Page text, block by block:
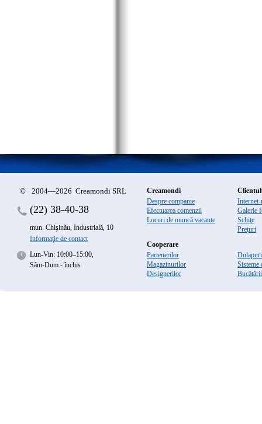
© 2004—2026 Creamondi SRL
(22) 38-40-38
mun. Chişinău, Industrială, 10
Informaţie de contact
Lun-Vin: 10:00–15:00,
Sâm-Dum - închis
Creamondi
Despre companie
Efectuarea comenzii
Locuri de muncă vacante
Internet-
Galerie
Schiţe
Preţuri
Cooperare
Partenerilor
Magazinurilor
Designerilor
Sisteme
Bucătării